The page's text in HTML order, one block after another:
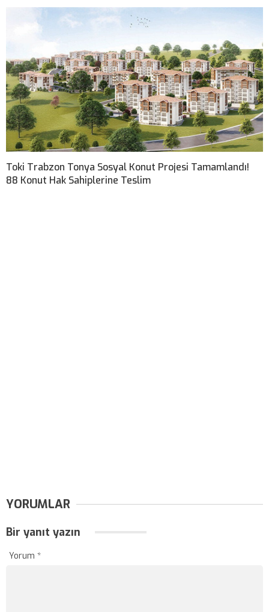
Toki Trabzon Tonya Sosyal Konut Projesi Tamamlandı!
88 Konut Hak Sahiplerine Teslim
YORUMLAR
Bir yanıt yazın
Yorum *